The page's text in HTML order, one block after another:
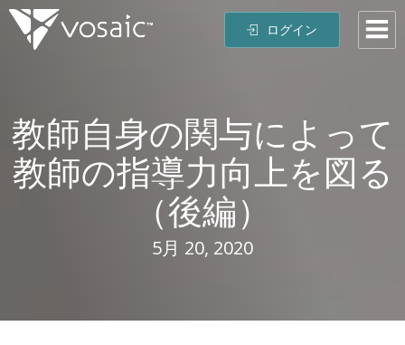
へ
ス
キ
ッ
プ
ログイン
教師自身の関与によって
教師の指導力向上を図る
（後編）
5月 20, 2020